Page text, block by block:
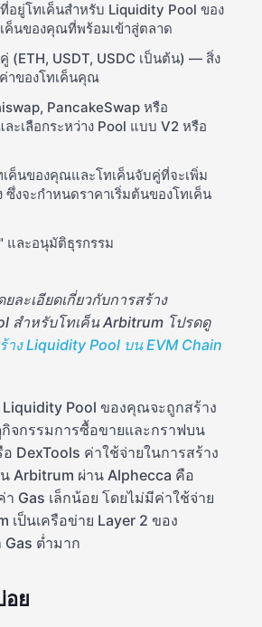
อยู่โทเค็นสำหรับ Liquidity Pool ของ
นของคุณที่พร้อมเข้าสู่ตลาด
(ETH, USDT, USDC เป็นต้น) — สิ่ง
าของโทเค็นคุณ
PancakeSwap หรือ
ะเลือกระหว่าง Pool แบบ V2 หรือ
เค็นของคุณและโทเค็นจับคู่ที่จะเพิ่ม
ซึ่งจะกำหนดราคาเริ่มต้นของโทเค็น
และอนุมัติธุรกรรม
ละเอียดเกี่ยวกับการสร้าง
สำหรับโทเค็น Arbitrum โปรดดู
าง Liquidity Pool บน EVM Chain
Pool ของคุณจะถูกสร้าง
จกรรมการซื้อขายและกราฟบน
DexTools ค่าใช้จ่ายในการสร้าง
Arbitrum ผ่าน Alphecca คือ
Gas เล็กน้อย โดยไม่มีค่าใช้จ่าย
เป็นเครือข่าย Layer 2 ของ
ต่ำมาก
อย